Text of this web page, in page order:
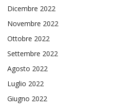
Dicembre 2022
Novembre 2022
Ottobre 2022
Settembre 2022
Agosto 2022
Luglio 2022
Giugno 2022